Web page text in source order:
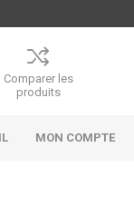
Comparer les
produits
MON COMPTE